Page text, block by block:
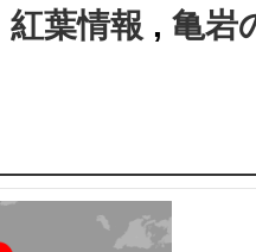
紅葉情報 , 亀岩